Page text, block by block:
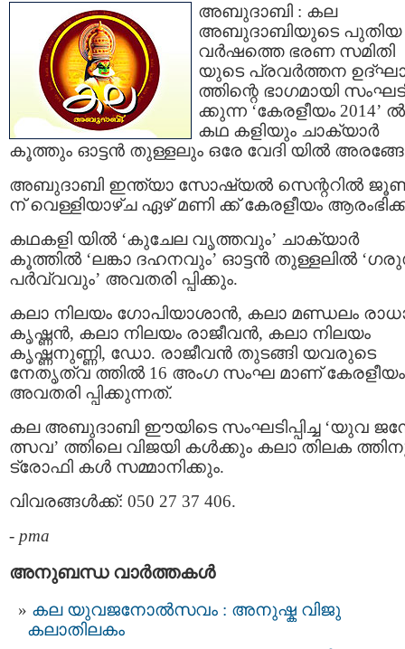
അബുദാബി : കല
അബുദാബിയുടെ പുതിയ
വര്‍ഷത്തെ ഭരണ സമിതി
യുടെ പ്രവര്‍ത്തന
ത്തിന്റെ ഭാഗമായി
ക്കുന്ന ‘കേരളീയം 2014’ ല്‍
കഥ കളിയും ചാക്യാര്‍
കൂത്തും ഓട്ടന്‍ തുള്ളലും ഒരേ വേദി യില്‍
അബുദാബി ഇന്ത്യാ സോഷ്യല്‍ സെന്ററില്‍
ന് വെള്ളിയാഴ്ച ഏഴ് മണി ക്ക് കേരളീയം
കഥകളി യില്‍ ‘കുചേല വൃത്തവും’ ചാക്യാര്‍
കൂത്തില്‍ ‘ലങ്കാ ദഹനവും’ ഓട്ടന്‍ തുള്ളലില്‍
പര്‍വ്വവും’ അവതരി പ്പിക്കും.
കലാ നിലയം ഗോപിയാശാന്‍, കലാ മണ്ഡലം
കൃഷ്ണന്‍, കലാ നിലയം രാജീവന്‍, കലാ നിലയം
കൃഷ്ണനുണ്ണി, ഡോ. രാജീവന്‍ തുടങ്ങി യവരുടെ
നേതൃത്വ ത്തില്‍ 16 അംഗ സംഘ മാണ് കേരളീയം
അവതരി പ്പിക്കുന്നത്.
കല അബുദാബി ഈയിടെ സംഘടിപ്പിച്ച ‘യുവ
ത്സവ’ ത്തിലെ വിജയി കള്‍ക്കും കലാ തിലക
ട്രോഫി കള്‍ സമ്മാനിക്കും.
വിവരങ്ങള്‍ക്ക്: 050 27 37 406.
- pma
അനുബന്ധ വാര്‍ത്തകള്‍
കല യുവജനോല്‍സവം : അനുഷ്ക വിജു
കലാതിലകം